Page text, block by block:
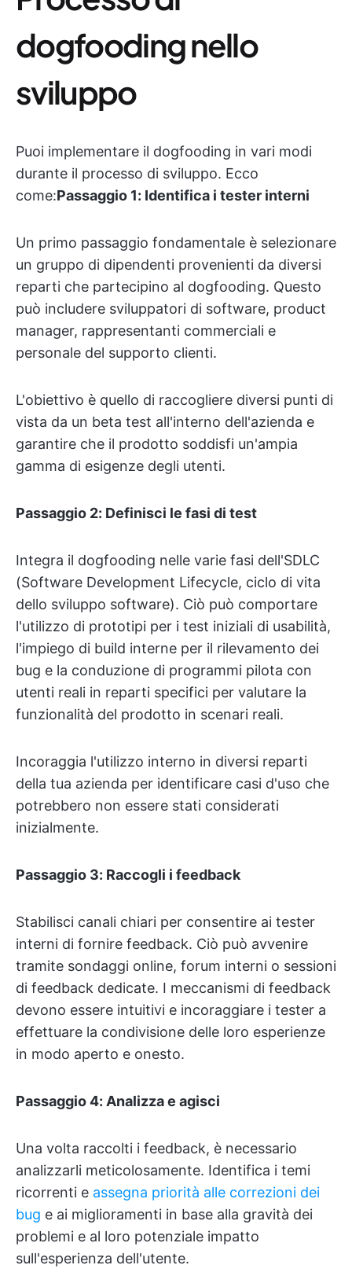
dogfooding nello
sviluppo
Puoi implementare il dogfooding in vari modi
durante il processo di sviluppo. Ecco
come:Passaggio 1: Identifica i tester interni
Un primo passaggio fondamentale è selezionare
un gruppo di dipendenti provenienti da diversi
reparti che partecipino al dogfooding. Questo
può includere sviluppatori di software, product
manager, rappresentanti commerciali e
personale del supporto clienti.
L'obiettivo è quello di raccogliere diversi punti di
vista da un beta test all'interno dell'azienda e
garantire che il prodotto soddisfi un'ampia
gamma di esigenze degli utenti.
Passaggio 2: Definisci le fasi di test
Integra il dogfooding nelle varie fasi dell'SDLC
(Software Development Lifecycle, ciclo di vita
dello sviluppo software). Ciò può comportare
l'utilizzo di prototipi per i test iniziali di usabilità,
l'impiego di build interne per il rilevamento dei
bug e la conduzione di programmi pilota con
utenti reali in reparti specifici per valutare la
funzionalità del prodotto in scenari reali.
Incoraggia l'utilizzo interno in diversi reparti
della tua azienda per identificare casi d'uso che
potrebbero non essere stati considerati
inizialmente.
Passaggio 3: Raccogli i feedback
Stabilisci canali chiari per consentire ai tester
interni di fornire feedback. Ciò può avvenire
tramite sondaggi online, forum interni o sessioni
di feedback dedicate. I meccanismi di feedback
devono essere intuitivi e incoraggiare i tester a
effettuare la condivisione delle loro esperienze
in modo aperto e onesto.
Passaggio 4: Analizza e agisci
Una volta raccolti i feedback, è necessario
analizzarli meticolosamente. Identifica i temi
ricorrenti e assegna priorità alle correzioni dei
bug e ai miglioramenti in base alla gravità dei
problemi e al loro potenziale impatto
sull'esperienza dell'utente.